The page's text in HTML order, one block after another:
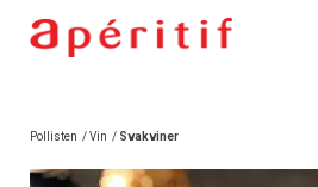
Pollisten /Vin / Svakviner